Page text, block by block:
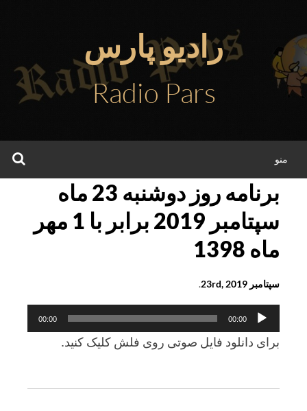
محتوا
رادیو پارس
Radio Pars
منو
برنامه روز دوشنبه 23 ماه
سپتامبر 2019 برابر با 1 مهر
ماه 1398
سپتامبر 23rd, 2019 .
پخش‌کننده
صوت
00:00
00:00
برای دانلود فايل صوتی روی فلش کليک کنيد.